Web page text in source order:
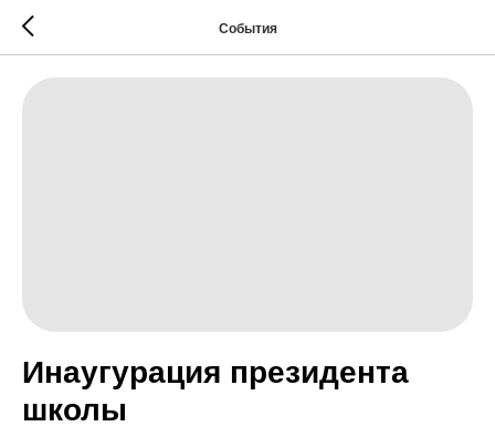
События
Инаугурация президента
школы